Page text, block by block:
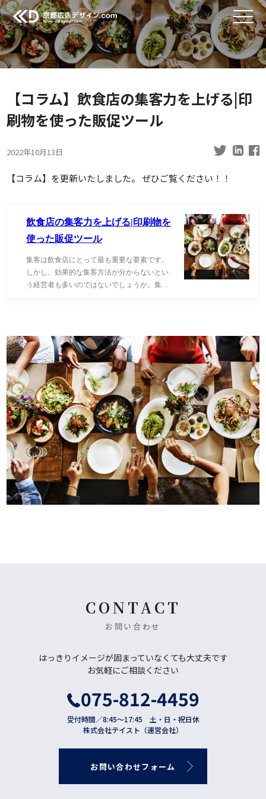
【コラム】飲食店の集客力を上げる|印
刷物を使った販促ツール
2022年10月13日
【コラム】を更新いたしました。 ぜひご覧ください！！
CONTACT
お問い合わせ
はっきりイメージが固まっていなくても大丈夫です
お気軽にご相談ください
075-812-4459
受付時間／8:45〜17:45 土・日・祝日休
株式会社テイスト（運営会社）
お問い合わせフ ォーム